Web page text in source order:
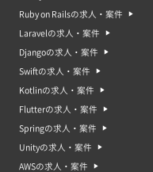
Ruby on Railsの求人・案件
Laravelの求人・案件
Djangoの求人・案件
Swiftの求人・案件
Kotlinの求人・案件
Flutterの求人・案件
Springの求人・案件
Unityの求人・案件
AWSの求人・案件